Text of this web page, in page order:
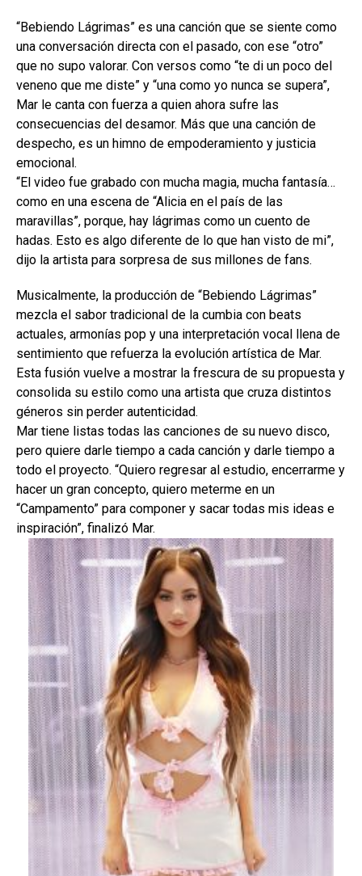
“Bebiendo Lágrimas” es una canción que se siente como
una conversación directa con el pasado, con ese “otro”
que no supo valorar. Con versos como “te di un poco del
veneno que me diste” y “una como yo nunca se supera”,
Mar le canta con fuerza a quien ahora sufre las
consecuencias del desamor. Más que una canción de
despecho, es un himno de empoderamiento y justicia
emocional.
“El video fue grabado con mucha magia, mucha fantasía…
como en una escena de “Alicia en el país de las
maravillas”, porque, hay lágrimas como un cuento de
hadas. Esto es algo diferente de lo que han visto de mi”,
dijo la artista para sorpresa de sus millones de fans.
Musicalmente, la producción de “Bebiendo Lágrimas”
mezcla el sabor tradicional de la cumbia con beats
actuales, armonías pop y una interpretación vocal llena de
sentimiento que refuerza la evolución artística de Mar.
Esta fusión vuelve a mostrar la frescura de su propuesta y
consolida su estilo como una artista que cruza distintos
géneros sin perder autenticidad.
Mar tiene listas todas las canciones de su nuevo disco,
pero quiere darle tiempo a cada canción y darle tiempo a
todo el proyecto. “Quiero regresar al estudio, encerrarme y
hacer un gran concepto, quiero meterme en un
“Campamento” para componer y sacar todas mis ideas e
inspiración”, finalizó Mar.